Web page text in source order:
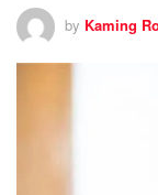
by Kaming